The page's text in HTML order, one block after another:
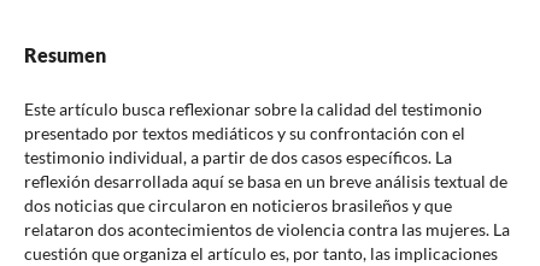
Resumen
Este artículo busca reflexionar sobre la calidad del testimonio
presentado por textos mediáticos y su confrontación con el
testimonio individual, a partir de dos casos específicos. La
reflexión desarrollada aquí se basa en un breve análisis textual de
dos noticias que circularon en noticieros brasileños y que
relataron dos acontecimientos de violencia contra las mujeres. La
cuestión que organiza el artículo es, por tanto, las implicaciones